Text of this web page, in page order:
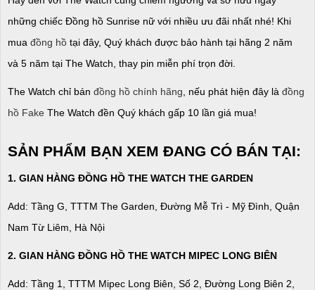
những chiếc Đồng hồ Sunrise nữ với nhiều ưu đãi nhất nhé! Khi
mua đồng hồ tại đây, Quý khách được bảo hành tại hãng 2 năm
và 5 năm tại The Watch, thay pin miễn phí trọn đời.
The Watch chỉ bán đồng hồ chính hãng , nếu phát hiện đây là đồng
hồ Fake The Watch đền Quý khách gấp 10 lần giá mua!
SẢN PHẨM BẠN XEM ĐANG CÓ BÁN TẠI:
1. GIAN HÀNG ĐỒNG HỒ THE WATCH THE GARDEN
Add: Tầng G, TTTM The Garden, Đường Mễ Trì - Mỹ Đình, Quận
Nam Từ Liêm, Hà Nội
2. GIAN HÀNG ĐỒNG HỒ THE WATCH MIPEC LONG BIÊN
Add: Tầng 1, TTTM Mipec Long Biên, Số 2, Đường Long Biên 2,